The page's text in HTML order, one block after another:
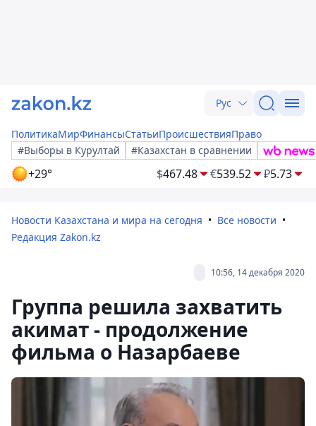
Рус
ПолитикаМирФинансыСтатьиПроисшествияПраво
#Выборы в Курултай
#Казахстан в сравнении
+29° $467.48 €539.52 ₽5.73
Новости Казахстана и мира на сегодня
Все новости
Редакция Zakon.kz
10:56, 14 декабря 2020
Группа решила захватить
акимат - продолжение
фильма о Назарбаеве